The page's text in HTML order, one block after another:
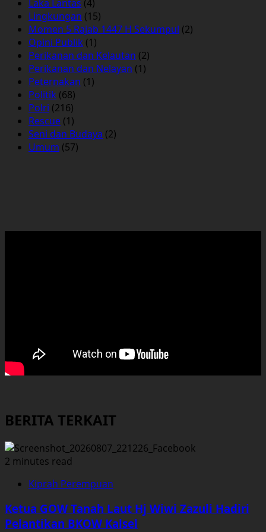
Laka Lantas (4)
Lingkungan (15)
Momen 5 Rajab 1447 H Sekumpul (2)
Opini Publik (1)
Perikanan dan Kelautan (2)
Perikanan dan Nelayan (1)
Peternakan (1)
Politik (68)
Polri (216)
Rescue (1)
Seni dan Budaya (2)
Umum (57)
BERITA TERKAIT
2 minutes read
Kiprah Perempuan
Ketua GOW Tanah Laut Hj Wiwi Zazuli Hadiri
Pelantikan BKOW Kalsel